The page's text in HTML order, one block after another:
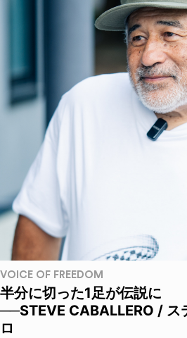
VOICE OF FREEDOM
半分に切った1足が伝説に
──STEVE CABALLERO / ス
ロ